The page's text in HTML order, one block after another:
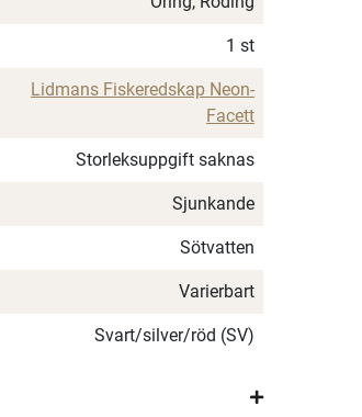
1 st
Lidmans Fiskeredskap Neon-
Facett
Storleksuppgift saknas
Sjunkande
Sötvatten
Varierbart
Svart/silver/röd (SV)